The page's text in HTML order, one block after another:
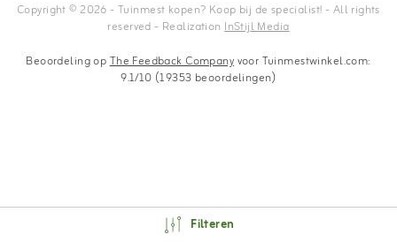
Copyright © 2026 - Tuinmest kopen? Koop bij de specialist! - All rights
reserved - RealizationInStijl Media
Filteren
Beoordeling opThe Feedback Companyvoor Tuinmestwinkel.com:
9.1/10 (19353 beoordelingen)